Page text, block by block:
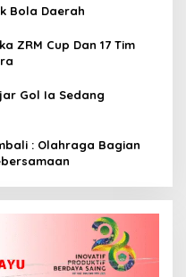
Bola Daerah
ZRM Cup Dan 17 Tim
Gol Ia Sedang
: Olahraga Bagian